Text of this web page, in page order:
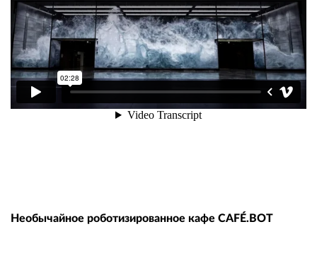
Необычайное роботизированное кафе CAFÉ.BOT